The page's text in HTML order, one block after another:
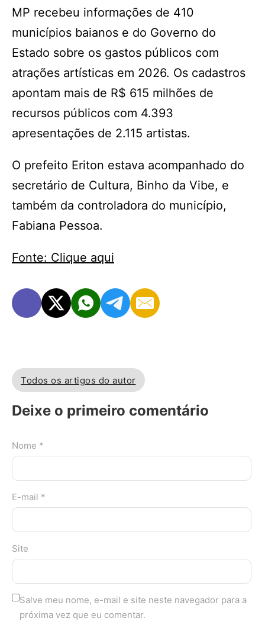
MP recebeu informações de 410
municípios baianos e do Governo do
Estado sobre os gastos públicos com
atrações artísticas em 2026. Os cadastros
apontam mais de R$ 615 milhões de
recursos públicos com 4.393
apresentações de 2.115 artistas.
O prefeito Eriton estava acompanhado do
secretário de Cultura, Binho da Vibe, e
também da controladora do município,
Fabiana Pessoa.
Fonte: Clique aqui
Todos os artigos do autor
Deixe o primeiro comentário
Nome *
E-mail *
Site
Salve meu nome, e-mail e site neste navegador para a
próxima vez que eu comentar.